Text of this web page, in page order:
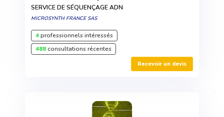
SERVICE DE SÉQUENÇAGE ADN
MICROSYNTH FRANCE SAS
4professionnels intéressés
488consultations récentes
Recevoir un devis